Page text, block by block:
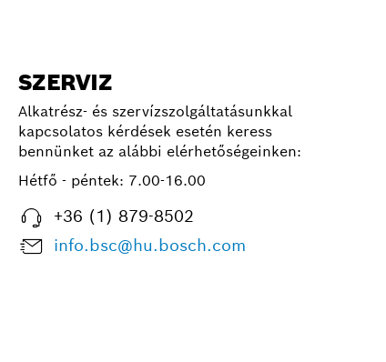
SZERVIZ
Alkatrész- és szervízszolgáltatásunkkal
kapcsolatos kérdések esetén keress
bennünket az alábbi elérhetőségeinken:
Hétfő - péntek: 7.00-16.00
+36 (1) 879-8502
info.bsc@hu.bosch.com